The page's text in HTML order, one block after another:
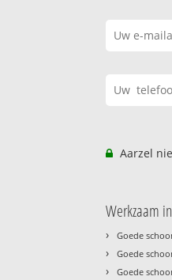
Aarzel
Werkzaam
› Goede
› Goede
› Goede